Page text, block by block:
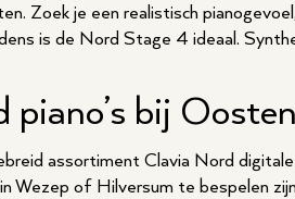
Zoek je een realistisch
is de Nord Stage 4 ideaal.
bij
assortiment Clavia Nord
Wezep of Hilversum te bespelen